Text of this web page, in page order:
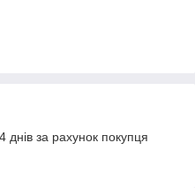
за рахунок покупця